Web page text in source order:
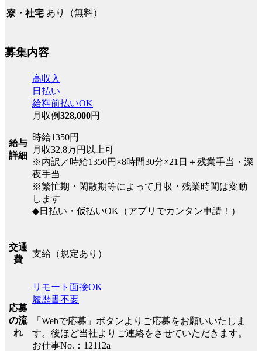
寮・社宅 あり（無料）
募集内容
給与
詳細
高収入
日払い
給料前払いOK
月収例328,000円
時給1350円
月収32.8万円以上可
※内訳／時給1350円×8時間30分×21日＋残業手当・深
夜手当
※繁忙期・閑散期等によって月収・残業時間は変動
します
◆日払い・仮払いOK（アプリでカンタン申請！）
交通
費
支給（規定あり）
応募
の流
れ
リモート面接OK
履歴書不要
「Webで応募」ボタンよりご応募をお願いいたしま
す。後ほど当社よりご連絡をさせていただきます。
お仕事No.：12112a